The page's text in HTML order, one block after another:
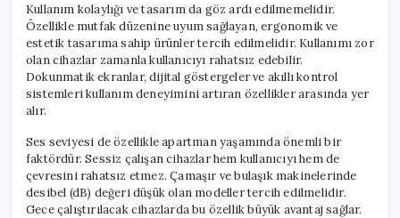
Kullanım kolaylığı ve tasarım da göz ardı edilmemelidir.
Özellikle mutfak düzenine uyum sağlayan, ergonomik ve
estetik tasarıma sahip ürünler tercih edilmelidir. Kullanımı zor
olan cihazlar zamanla kullanıcıyı rahatsız edebilir.
Dokunmatik ekranlar, dijital göstergeler ve akıllı kontrol
sistemleri kullanım deneyimini artıran özellikler arasında yer
alır.
Ses seviyesi de özellikle apartman yaşamında önemli bir
faktördür. Sessiz çalışan cihazlar hem kullanıcıyı hem de
çevresini rahatsız etmez. Çamaşır ve bulaşık makinelerinde
desibel (dB) değeri düşük olan modeller tercih edilmelidir.
Gece çalıştırılacak cihazlarda bu özellik büyük avantaj sağlar.